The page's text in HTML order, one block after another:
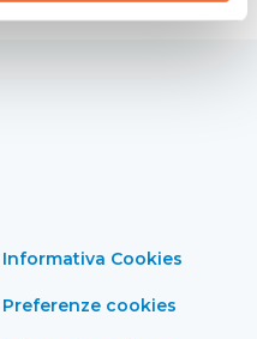
Informativa Cookies
Preferenze cookies